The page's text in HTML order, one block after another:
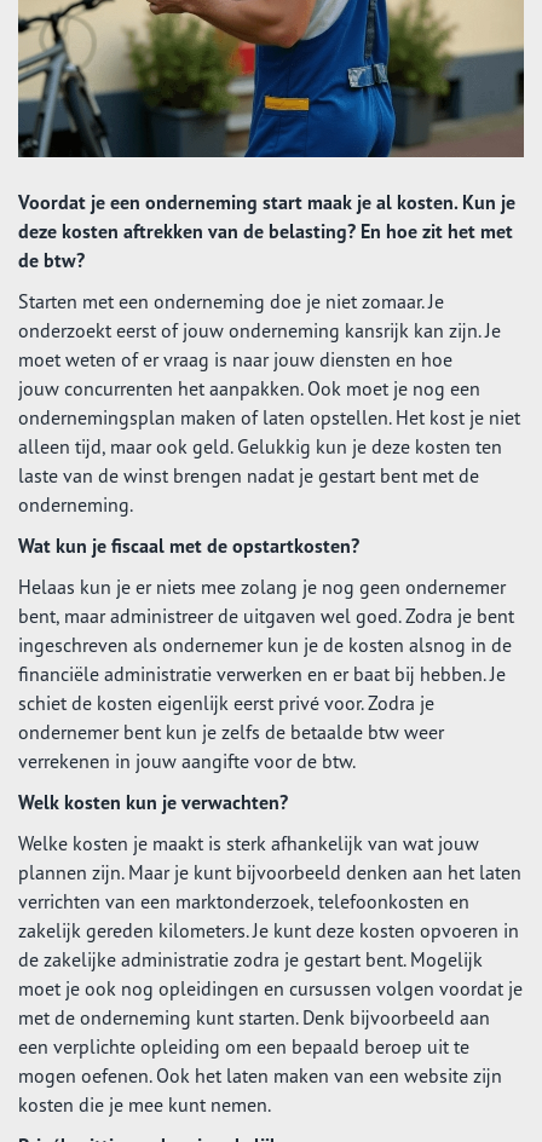
Voordat je een onderneming start maak je al kosten. Kun je
deze kosten aftrekken van de belasting? En hoe zit het met
de btw?
Starten met een onderneming doe je niet zomaar. Je
onderzoekt eerst of jouw onderneming kansrijk kan zijn. Je
moet weten of er vraag is naar jouw diensten en hoe
jouw concurrenten het aanpakken. Ook moet je nog een
ondernemingsplan maken of laten opstellen. Het kost je niet
alleen tijd, maar ook geld. Gelukkig kun je deze kosten ten
laste van de winst brengen nadat je gestart bent met de
onderneming.
Wat kun je fiscaal met de opstartkosten?
Helaas kun je er niets mee zolang je nog geen ondernemer
bent, maar administreer de uitgaven wel goed. Zodra je bent
ingeschreven als ondernemer kun je de kosten alsnog in de
financiële administratie verwerken en er baat bij hebben. Je
schiet de kosten eigenlijk eerst privé voor. Zodra je
ondernemer bent kun je zelfs de betaalde btw weer
verrekenen in jouw aangifte voor de btw.
Welk kosten kun je verwachten?
Welke kosten je maakt is sterk afhankelijk van wat jouw
plannen zijn. Maar je kunt bijvoorbeeld denken aan het laten
verrichten van een marktonderzoek, telefoonkosten en
zakelijk gereden kilometers. Je kunt deze kosten opvoeren in
de zakelijke administratie zodra je gestart bent. Mogelijk
moet je ook nog opleidingen en cursussen volgen voordat je
met de onderneming kunt starten. Denk bijvoorbeeld aan
een verplichte opleiding om een bepaald beroep uit te
mogen oefenen. Ook het laten maken van een website zijn
kosten die je mee kunt nemen.